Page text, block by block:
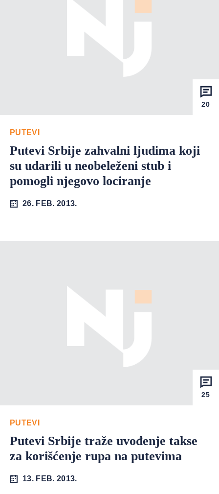
20
PUTEVI
Putevi Srbije zahvalni ljudima koji
su udarili u neobeleženi stub i
pomogli njegovo lociranje
26. FEB. 2013.
25
PUTEVI
Putevi Srbije traže uvođenje takse
za korišćenje rupa na putevima
13. FEB. 2013.